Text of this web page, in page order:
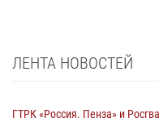
ЛЕНТА НОВОСТЕЙ
ГТРК «Россия. Пенза» и